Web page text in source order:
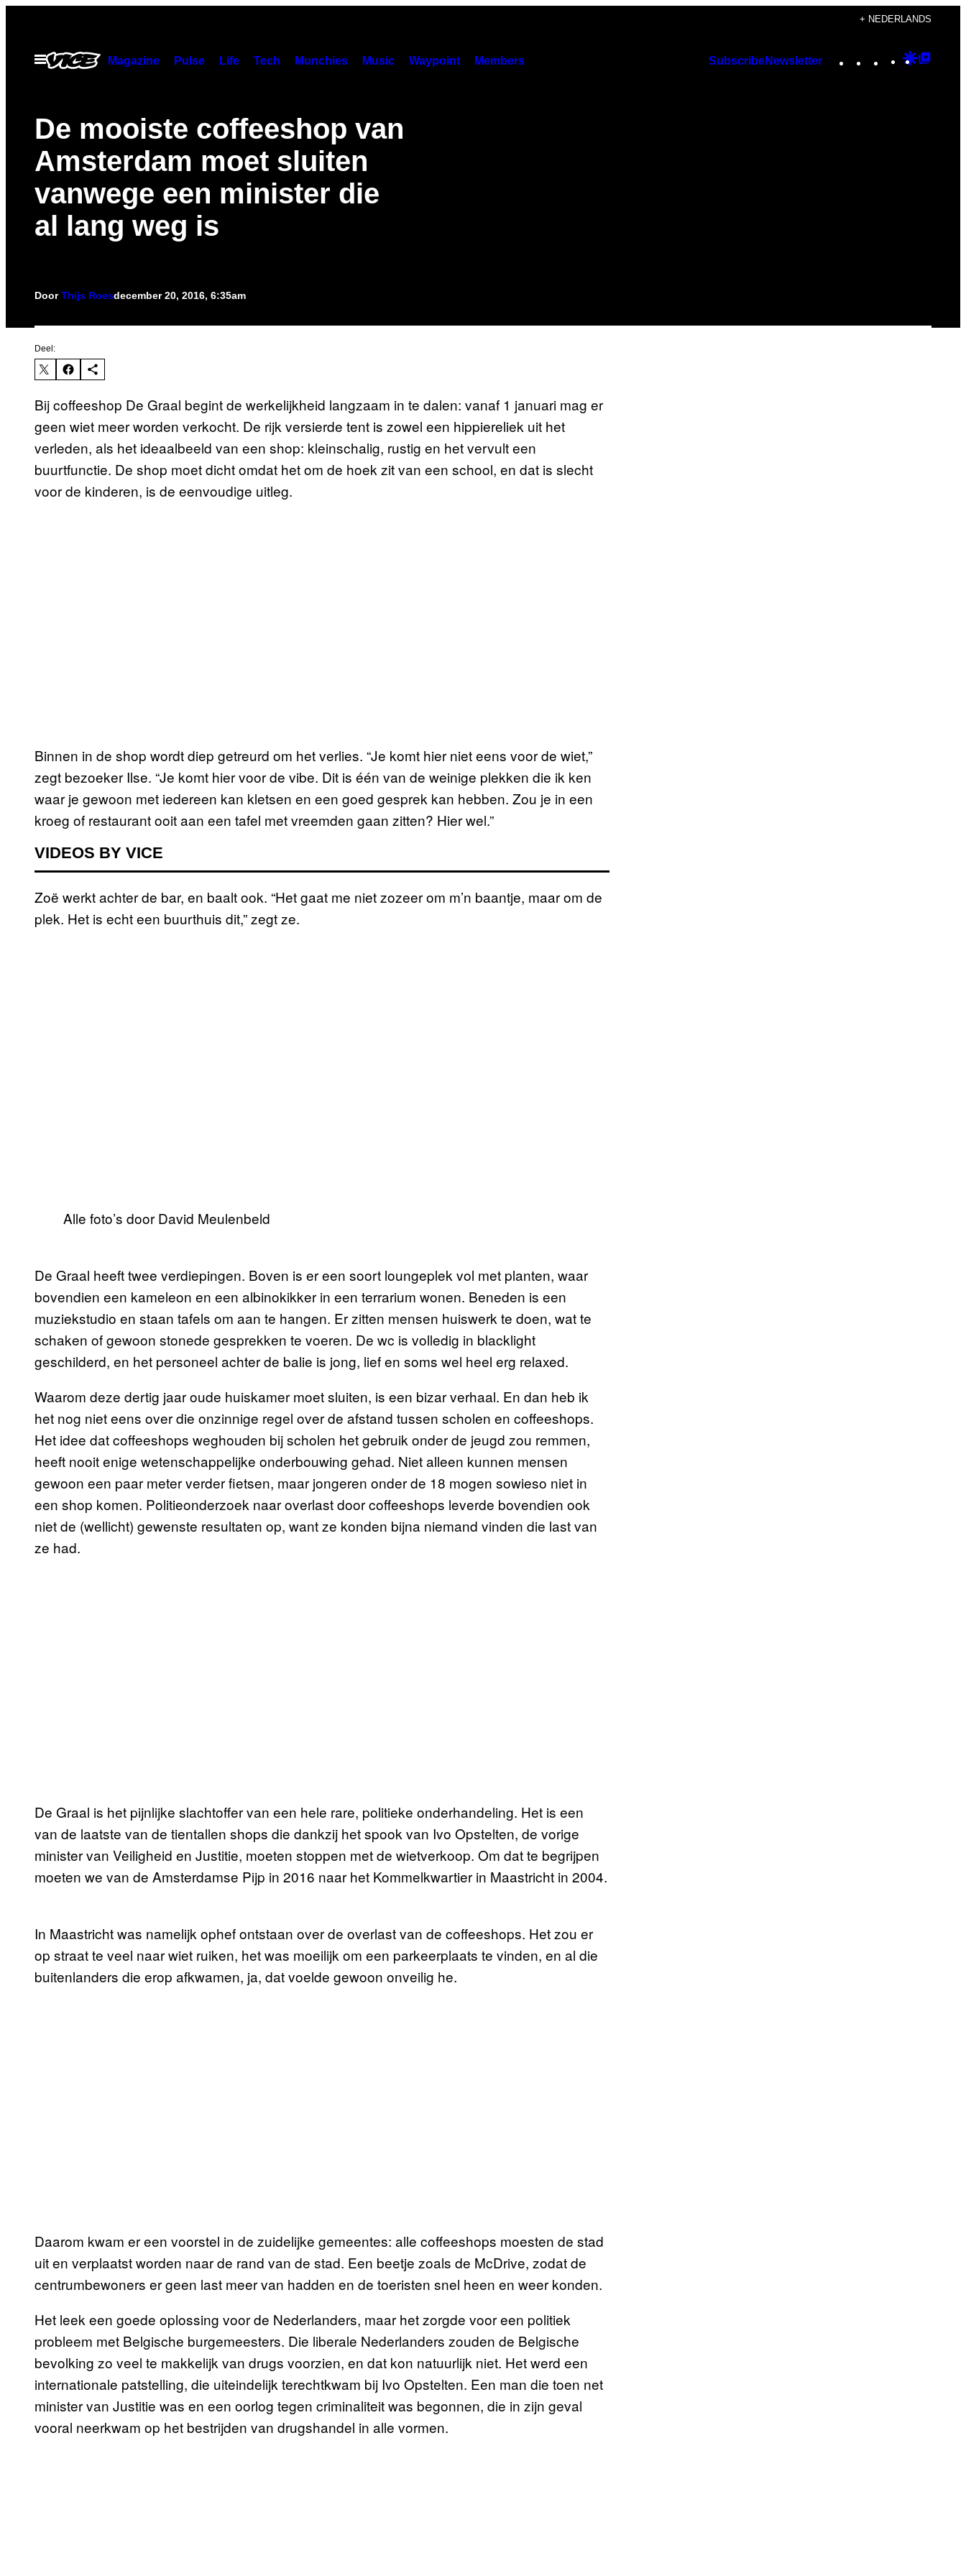
+ NEDERLANDS
Open
menu
Magazine Pulse Life Tech Munchies Music Waypoint Members SubscribeNewsletter Instagram
TikTok
YouTube
Google
De mooiste coffeeshop van
Amsterdam moet sluiten
vanwege een minister die
al lang weg is
DoorThijs Roesdecember 20, 2016, 6:35am
Deel:
Bij coffeeshop De Graal begint de werkelijkheid langzaam in te dalen: vanaf 1 januari mag er
geen wiet meer worden verkocht. De rijk versierde tent is zowel een hippiereliek uit het
verleden, als het ideaalbeeld van een shop: kleinschalig, rustig en het vervult een
buurtfunctie. De shop moet dicht omdat het om de hoek zit van een school, en dat is slecht
voor de kinderen, is de eenvoudige uitleg.
Binnen in de shop wordt diep getreurd om het verlies. “Je komt hier niet eens voor de wiet,”
zegt bezoeker Ilse. “Je komt hier voor de vibe. Dit is één van de weinige plekken die ik ken
waar je gewoon met iedereen kan kletsen en een goed gesprek kan hebben. Zou je in een
kroeg of restaurant ooit aan een tafel met vreemden gaan zitten? Hier wel.”
VIDEOS BY VICE
Zoë werkt achter de bar, en baalt ook. “Het gaat me niet zozeer om m’n baantje, maar om de
plek. Het is echt een buurthuis dit,” zegt ze.
Alle foto’s door David Meulenbeld
De Graal heeft twee verdiepingen. Boven is er een soort loungeplek vol met planten, waar
bovendien een kameleon en een albinokikker in een terrarium wonen. Beneden is een
muziekstudio en staan tafels om aan te hangen. Er zitten mensen huiswerk te doen, wat te
schaken of gewoon stonede gesprekken te voeren. De wc is volledig in blacklight
geschilderd, en het personeel achter de balie is jong, lief en soms wel heel erg relaxed.
Waarom deze dertig jaar oude huiskamer moet sluiten, is een bizar verhaal. En dan heb ik
het nog niet eens over die onzinnige regel over de afstand tussen scholen en coffeeshops.
Het idee dat coffeeshops weghouden bij scholen het gebruik onder de jeugd zou remmen,
heeft nooit enige wetenschappelijke onderbouwing gehad. Niet alleen kunnen mensen
gewoon een paar meter verder fietsen, maar jongeren onder de 18 mogen sowieso niet in
een shop komen. Politieonderzoek naar overlast door coffeeshops leverde bovendien ook
niet de (wellicht) gewenste resultaten op, want ze konden bijna niemand vinden die last van
ze had.
De Graal is het pijnlijke slachtoffer van een hele rare, politieke onderhandeling. Het is een
van de laatste van de tientallen shops die dankzij het spook van Ivo Opstelten, de vorige
minister van Veiligheid en Justitie, moeten stoppen met de wietverkoop. Om dat te begrijpen
moeten we van de Amsterdamse Pijp in 2016 naar het Kommelkwartier in Maastricht in 2004.
In Maastricht was namelijk ophef ontstaan over de overlast van de coffeeshops. Het zou er
op straat te veel naar wiet ruiken, het was moeilijk om een parkeerplaats te vinden, en al die
buitenlanders die erop afkwamen, ja, dat voelde gewoon onveilig he.
Daarom kwam er een voorstel in de zuidelijke gemeentes: alle coffeeshops moesten de stad
uit en verplaatst worden naar de rand van de stad. Een beetje zoals de McDrive, zodat de
centrumbewoners er geen last meer van hadden en de toeristen snel heen en weer konden.
Het leek een goede oplossing voor de Nederlanders, maar het zorgde voor een politiek
probleem met Belgische burgemeesters. Die liberale Nederlanders zouden de Belgische
bevolking zo veel te makkelijk van drugs voorzien, en dat kon natuurlijk niet. Het werd een
internationale patstelling, die uiteindelijk terechtkwam bij Ivo Opstelten. Een man die toen net
minister van Justitie was en een oorlog tegen criminaliteit was begonnen, die in zijn geval
vooral neerkwam op het bestrijden van drugshandel in alle vormen.